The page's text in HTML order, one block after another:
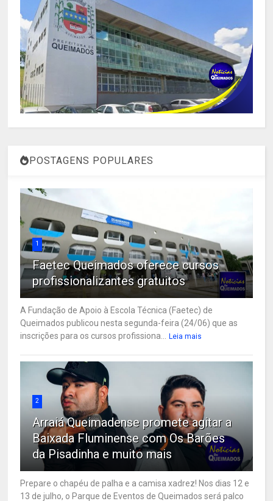
POSTAGENS POPULARES
1
Faetec Queimados oferece cursos
profissionalizantes gratuitos
A Fundação de Apoio à Escola Técnica (Faetec) de
Queimados publicou nesta segunda-feira (24/06) que as
inscrições para os cursos profissiona...
Leia mais
2
Arraiá Queimadense promete agitar a
Baixada Fluminense com Os Barões
da Pisadinha e muito mais
Prepare o chapéu de palha e a camisa xadrez! Nos dias 12 e
13 de julho, o Parque de Eventos de Queimados será palco